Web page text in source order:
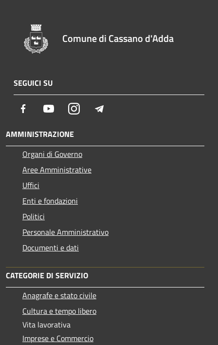
Comune di Cassano d'Adda
SEGUICI SU
Facebook YoutubeInstagram
AMMINISTRAZIONE
Organi di Governo
Aree Amministrative
Uffici
Enti e fondazioni
Politici
Personale Amministrativo
Documenti e dati
CATEGORIE DI SERVIZIO
Anagrafe e stato civile
Cultura e tempo libero
Vita lavorativa
Imprese e Commercio